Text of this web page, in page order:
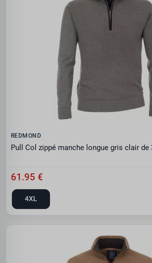
REDMOND
Pull Col zippé manche longue gris clair de
61.95 €
4XL